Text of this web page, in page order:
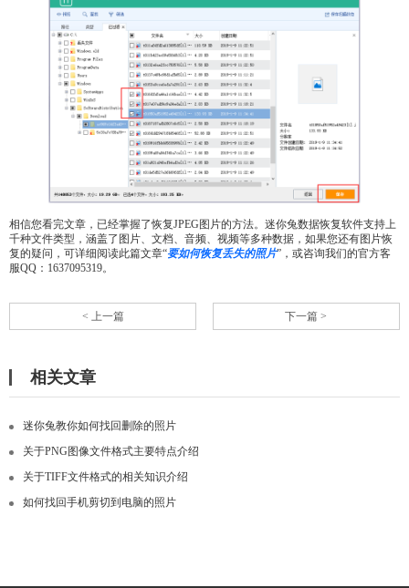
相信您看完文章，已经掌握了恢复JPEG图片的方法。迷你兔数据恢复软件支持上
千种文件类型，涵盖了图片、文档、音频、视频等多种数据，如果您还有图片恢
复的疑问，可详细阅读此篇文章“要如何恢复丢失的照片”，或咨询我们的官方客
服QQ：1637095319。
< 上一篇 下一篇 >
相关文章
迷你兔教你如何找回删除的照片
关于PNG图像文件格式主要特点介绍
关于TIFF文件格式的相关知识介绍
如何找回手机剪切到电脑的照片